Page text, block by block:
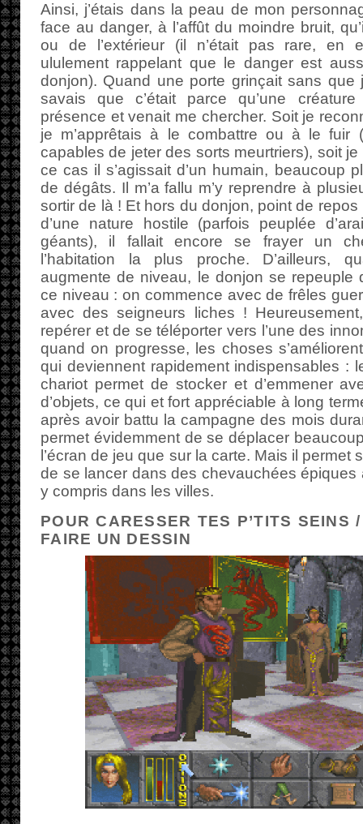
Ainsi, j’étais dans la peau de mon
face au danger, à l’affût du moindre bruit,
ou de l’extérieur (il n’était pas rare, en
ululement rappelant que le danger est
donjon). Quand une porte grinçait sans que
savais que c’était parce qu’une
présence et venait me chercher. Soit je
je m’apprêtais à le combattre ou à le fuir
capables de jeter des sorts meurtriers), soit je
ce cas il s’agissait d’un humain, beaucoup
de dégâts. Il m’a fallu m’y reprendre à
sortir de là ! Et hors du donjon, point de
d’une nature hostile (parfois peuplée
géants), il fallait encore se frayer un
l’habitation la plus proche. D’ailleurs,
augmente de niveau, le donjon se repeuple
ce niveau : on commence avec de frêles
avec des seigneurs liches !
repérer et de se téléporter vers l’une des
quand on progresse, les choses
qui deviennent rapidement indispensables :
chariot permet de stocker et d’emmener
d’objets, ce qui et fort appréciable à long
après avoir battu la campagne des mois
permet évidemment de se déplacer
l’écran de jeu que sur la carte. Mais il permet
de se lancer dans des chevauchées épiques
y compris dans les villes.
POUR CARESSER TES P’TITS SEINS
FAIRE UN DESSIN